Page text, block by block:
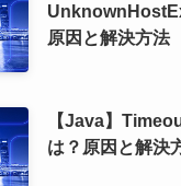
原因と解決方法
【Java】
は？原因と解決